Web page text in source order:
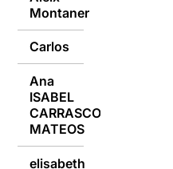
Montaner
Carlos
Ana
ISABEL
CARRASCO
MATEOS
elisabeth